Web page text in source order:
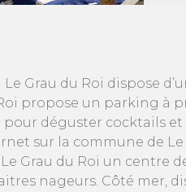
Grau du Roi dispose
propose un parking
déguster cocktails
sur la commune de
Grau du Roi un centre
nageurs. Côté mer,